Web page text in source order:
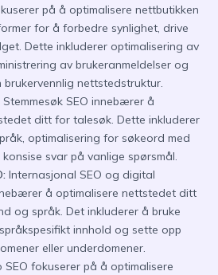
på å optimalisere nettbutikken
for å forbedre synlighet, drive
Dette inkluderer optimalisering av
av brukeranmeldelser og
brukervennlig nettstedstruktur.
Stemmesøk SEO innebærer å
ditt for talesøk. Dette inkluderer
optimalisering for søkeord med
svar på vanlige spørsmål.
Internasjonal SEO og digital
å optimalisere nettstedet ditt
og språk. Det inkluderer å bruke
innhold og sette opp
eller underdomener.
SEO fokuserer på å optimalisere